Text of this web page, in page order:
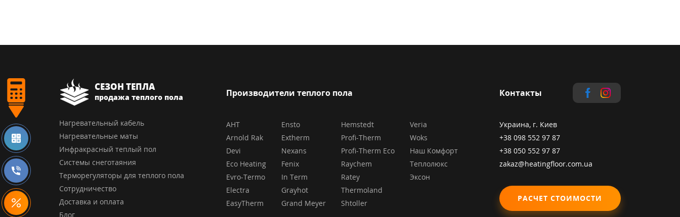
СЕЗОН ТЕПЛА
продажа теплого пола
Нагревательный кабель
Нагревательные маты
Инфракрасный теплый пол
Системы снеготаяния
Терморегуляторы для теплого пола
Сотрудничество
Доставка и оплата
Блог
Производители теплого пола
AHT
Arnold Rak
Devi
Eco Heating
Evro-Termo
Electra
EasyTherm
Ensto
Extherm
Nexans
Fenix
In Term
Grayhot
Grand Meyer
Hemstedt
Profi-Therm
Profi-Therm Eco
Raychem
Ratey
Thermoland
Shtoller
Veria
Woks
Наш Комфорт
Теплолюкс
Эксон
Контакты
Украина, г. Киев
+38 098 552 97 87
+38 050 552 97 87
zakaz@heatingfloor.com.ua
РАСЧЕТ СТОИМОСТИ